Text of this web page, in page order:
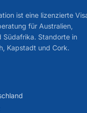
ist eine lizenzierte
für Australien,
Südafrika. Standorte in
Kapstadt und Cork.